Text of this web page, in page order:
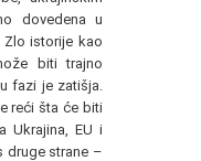
dovedena u
istorije kao
biti trajno
fazi je zatišja.
reći šta će biti
Ukrajina, EU i
druge strane –